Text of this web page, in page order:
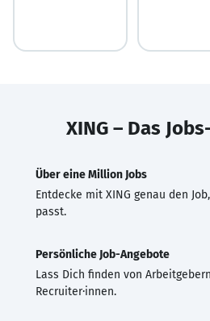
XING – Das
Über eine Million Jobs
Entdecke mit XING genau den
passt.
Persönliche Job-Angebote
Lass Dich finden von
Recruiter·innen.